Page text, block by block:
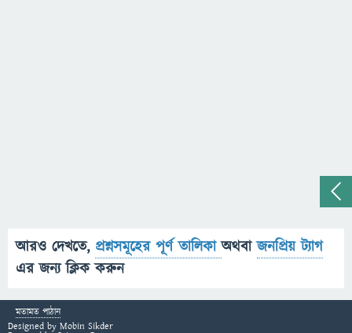
আরও দেখতে, প্রশ্নসমূহের পূর্ণ তালিকাঅথবাজনপ্রিয় ট্যাগ
এর জন্য ক্লিক করুন
মতামত পাঠান
Designed by Mobin Sikder